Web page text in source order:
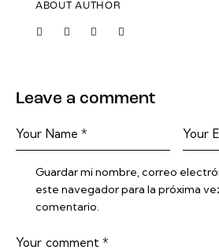
ABOUT AUTHOR
Leave a comment
Guardar mi nombre, correo
este navegador para la próxima
comentario.